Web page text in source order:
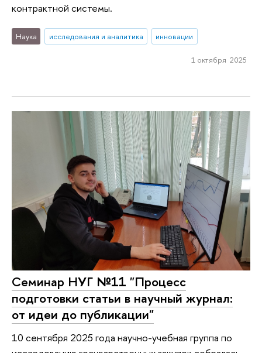
контрактной системы.
Наука исследования и аналитика инновации
1 октября 2025
Семинар НУГ №11 "Процесс
подготовки статьи в научный журнал:
от идеи до публикации"
10 сентября 2025 года научно-учебная группа по